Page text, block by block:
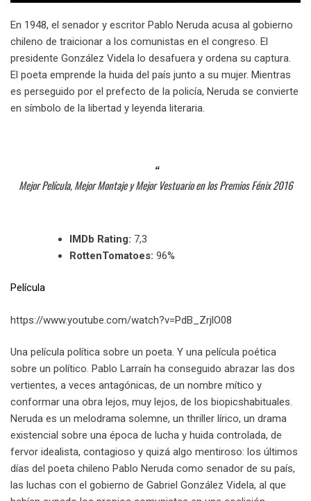
En 1948, el senador y escritor Pablo Neruda acusa al gobierno
chileno de traicionar a los comunistas en el congreso. El
presidente González Videla lo desafuera y ordena su captura.
El poeta emprende la huida del país junto a su mujer. Mientras
es perseguido por el prefecto de la policía, Neruda se convierte
en símbolo de la libertad y leyenda literaria.
Mejor Película, Mejor Montaje y Mejor Vestuario en los Premios Fénix 2016
IMDb Rating: 7,3
RottenTomatoes: 96%
Película
https://www.youtube.com/watch?v=PdB_ZrjlO08
Una película política sobre un poeta. Y una película poética
sobre un político. Pablo Larraín ha conseguido abrazar las dos
vertientes, a veces antagónicas, de un nombre mítico y
conformar una obra lejos, muy lejos, de los biopicshabituales.
Neruda es un melodrama solemne, un thriller lírico, un drama
existencial sobre una época de lucha y huida controlada, de
fervor idealista, contagioso y quizá algo mentiroso: los últimos
días del poeta chileno Pablo Neruda como senador de su país,
las luchas con el gobierno de Gabriel González Videla, al que